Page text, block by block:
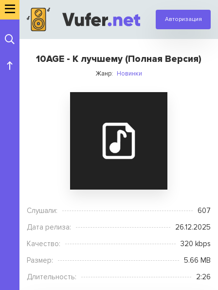
Авторизация
10AGE - К лучшему (Полная Версия)
Жанр: Новинки
Слушали:
607
Дата релиза:
26.12.2025
Качество:
320 kbps
Размер:
5.66 MB
Длительность:
2:26